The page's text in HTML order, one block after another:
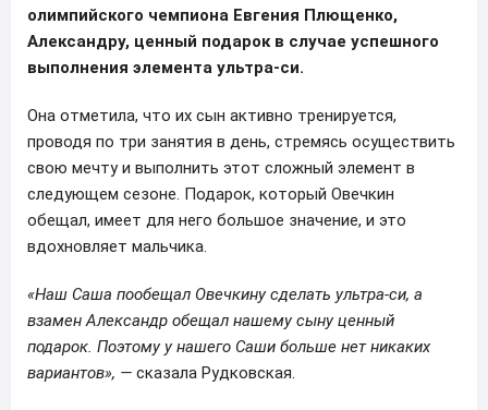
олимпийского чемпиона Евгения Плющенко,
Александру, ценный подарок в случае успешного
выполнения элемента ультра-си.
Она отметила, что их сын активно тренируется,
проводя по три занятия в день, стремясь осуществить
свою мечту и выполнить этот сложный элемент в
следующем сезоне. Подарок, который Овечкин
обещал, имеет для него большое значение, и это
вдохновляет мальчика.
«Наш Саша пообещал Овечкину сделать ультра-си, а
взамен Александр обещал нашему сыну ценный
подарок. Поэтому у нашего Саши больше нет никаких
вариантов», — сказала Рудковская.